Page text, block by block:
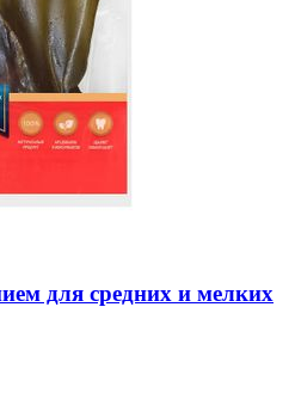
для средних и мелких